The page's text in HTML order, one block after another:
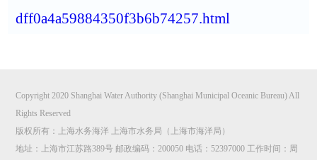
dff0a4a59884350f3b6b74257.html
Copyright 2020 Shanghai Water Authority (Shanghai Municipal Oceanic Bureau) All
Rights Reserved
版权所有：上海水务海洋 上海市水务局（上海市海洋局）
地址：上海市江苏路389号 邮政编码：200050 电话：52397000 工作时间：周